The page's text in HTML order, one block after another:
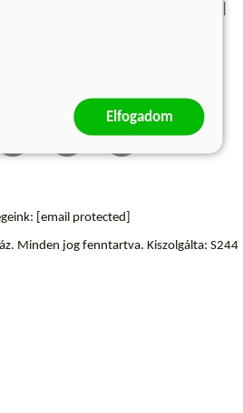
[email protected]
Minden jog fenntartva. Kiszolgálta: S244
Elfogadom